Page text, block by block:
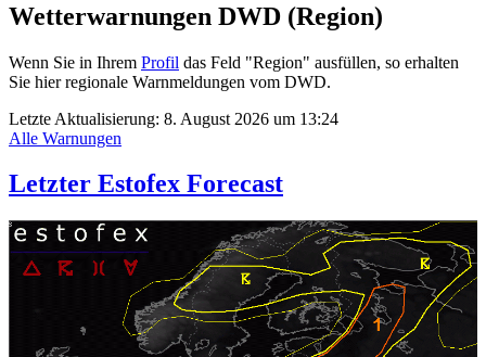
Wetterwarnungen DWD (Region)
Wenn Sie in Ihrem Profil das Feld "Region" ausfüllen, so erhalten
Sie hier regionale Warnmeldungen vom DWD.
Letzte Aktualisierung: 8. August 2026 um 13:24
Alle Warnungen
Letzter Estofex Forecast